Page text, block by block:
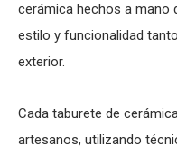
cerámica hechos a mano
estilo y funcionalidad
exterior.
Cada taburete de
artesanos, utilizando